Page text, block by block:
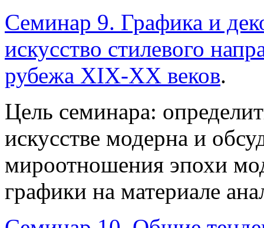
Семинар 9. Графика и
искусство стилевого
рубежа XIX-XX веков.
Цель семинара:
искусстве модерна и
мироотношения эпохи
графики на материале